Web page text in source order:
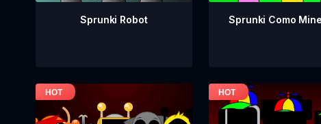
Sprunki Robot Sprunki Como